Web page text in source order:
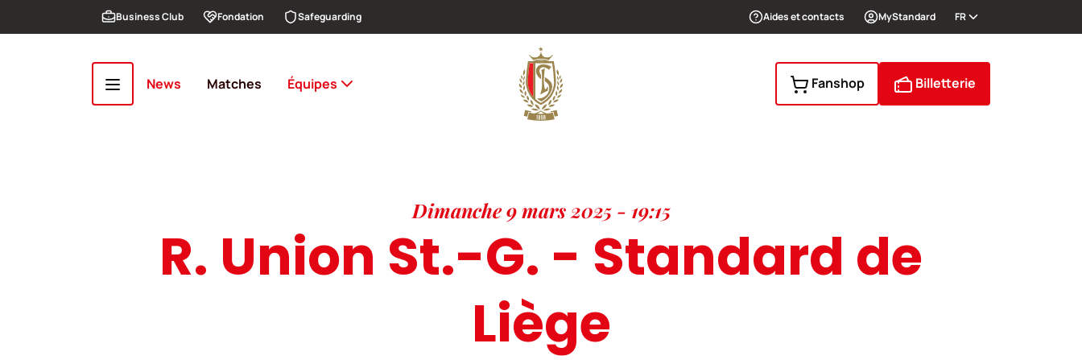
Aller au contenu principalBusiness Club Fondation Safeguarding Aides et contacts MyStandard FR
News Matches Équipes Fanshop Billetterie
Dimanche 9 mars 2025 - 19:15
R. Union St.-G. - Standard de
Liège